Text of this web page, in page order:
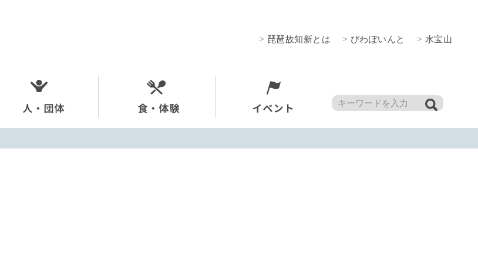
> 琵琶故知新とは >びわぽいんと > 水宝山